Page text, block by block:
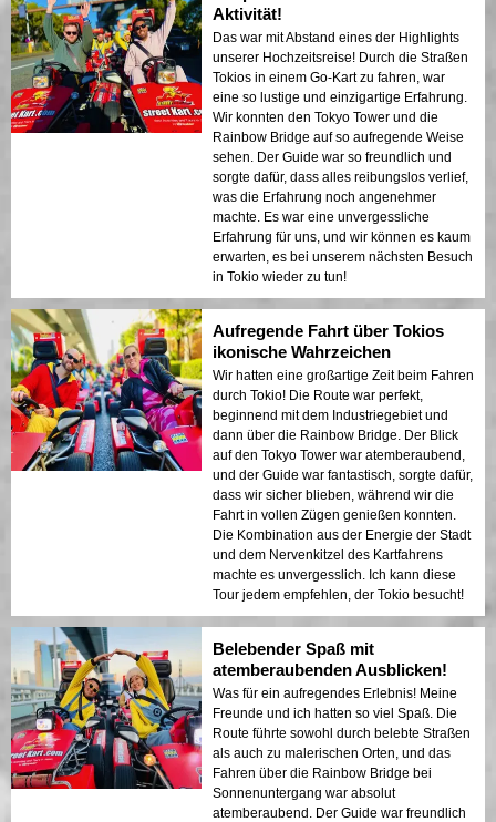
Aktivität!
Das war mit Abstand eines der Highlights
unserer Hochzeitsreise! Durch die Straßen
Tokios in einem Go-Kart zu fahren, war
eine so lustige und einzigartige Erfahrung.
Wir konnten den Tokyo Tower und die
Rainbow Bridge auf so aufregende Weise
sehen. Der Guide war so freundlich und
sorgte dafür, dass alles reibungslos verlief,
was die Erfahrung noch angenehmer
machte. Es war eine unvergessliche
Erfahrung für uns, und wir können es kaum
erwarten, es bei unserem nächsten Besuch
in Tokio wieder zu tun!
Aufregende Fahrt über Tokios
ikonische Wahrzeichen
Wir hatten eine großartige Zeit beim Fahren
durch Tokio! Die Route war perfekt,
beginnend mit dem Industriegebiet und
dann über die Rainbow Bridge. Der Blick
auf den Tokyo Tower war atemberaubend,
und der Guide war fantastisch, sorgte dafür,
dass wir sicher blieben, während wir die
Fahrt in vollen Zügen genießen konnten.
Die Kombination aus der Energie der Stadt
und dem Nervenkitzel des Kartfahrens
machte es unvergesslich. Ich kann diese
Tour jedem empfehlen, der Tokio besucht!
Belebender Spaß mit
atemberaubenden Ausblicken!
Was für ein aufregendes Erlebnis! Meine
Freunde und ich hatten so viel Spaß. Die
Route führte sowohl durch belebte Straßen
als auch zu malerischen Orten, und das
Fahren über die Rainbow Bridge bei
Sonnenuntergang war absolut
atemberaubend. Der Guide war freundlich